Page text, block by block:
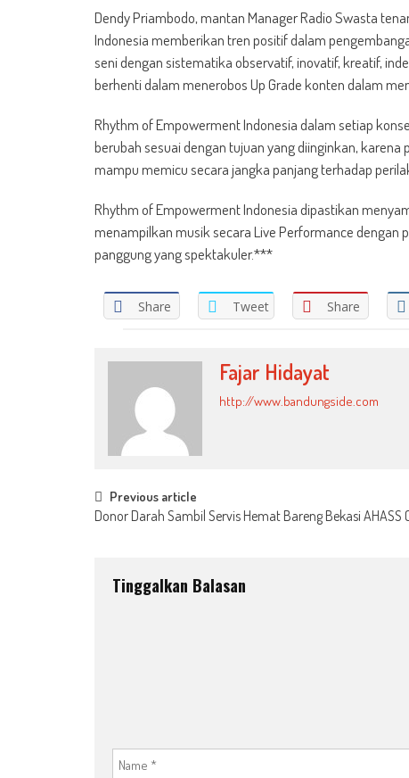
Dendy Priambodo, mantan Manager Radio Swasta
Indonesia memberikan tren positif dalam
seni dengan sistematika observatif, inovatif, kreatif,
berhenti dalam menerobos Up Grade konten dalam
Rhythm of Empowerment Indonesia dalam setiap
berubah sesuai dengan tujuan yang diinginkan,
mampu memicu secara jangka panjang terhadap
Rhythm of Empowerment Indonesia dipastikan
menampilkan musik secara Live Performance dengan
panggung yang spektakuler.***
Share Tweet Share
Fajar Hidayat
http://www.bandungside.com
Post
Previous article
Donor Darah Sambil Servis Hemat Bareng Bekasi AHASS
Tinggalkan Balasan